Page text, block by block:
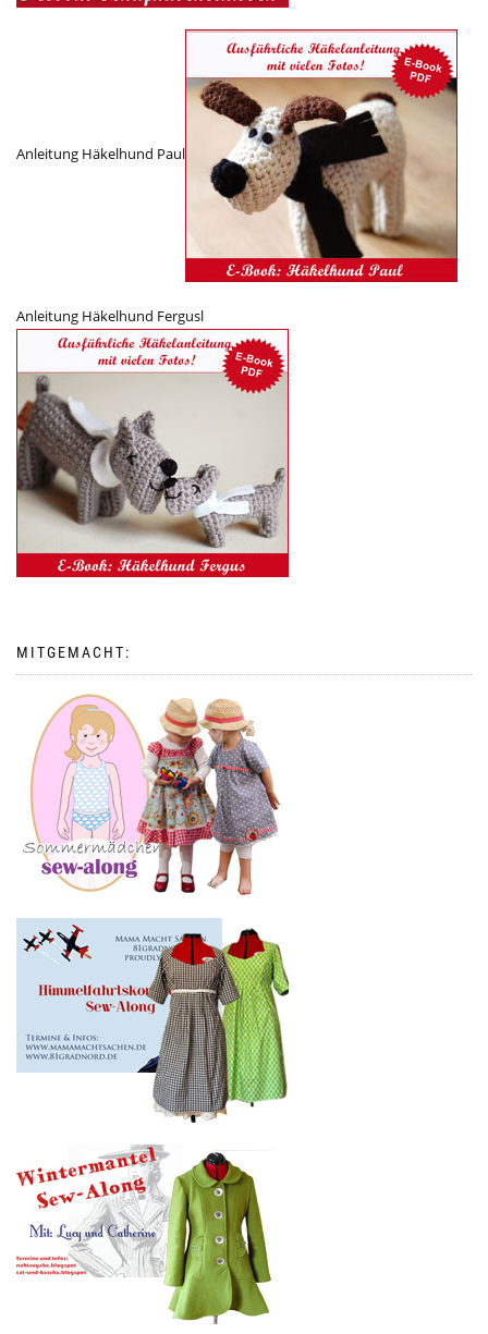
Anleitung Häkelhund Paul
Anleitung Häkelhund Fergusl
MITGEMACHT: